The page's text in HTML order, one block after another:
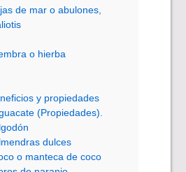
de mar o abulones,
o hierba
y propiedades
(Propiedades).
dulces
o manteca de coco